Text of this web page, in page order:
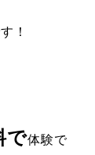
！
で体験で